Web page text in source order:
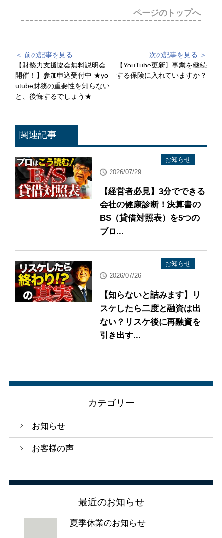
ページのトップへ
＜ 前の記事を見る
【財務力支援協会無料説明会
開催！】参加申込受付中 ★yo
utube財務の重要性を知らない
と、後悔するでしょう★
次の記事を見る ＞
【YouTube更新】事業を継続
する保険に入れていますか？
関連記事
お知らせ
2026/07/29
【経営者必見】3分でできる
会社の健康診断！決算書の
BS（貸借対照表）を5つの
ブロ...
お知らせ
2026/07/26
【知らないと詰みます】リ
スケしたら二度と融資は出
ない？リスケ後に再融資を
引き出す...
カテゴリー
お知らせ
お客様の声
最近のお知らせ
夏季休業のお知らせ